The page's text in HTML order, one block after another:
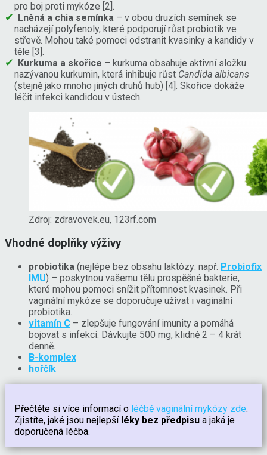
pro boj proti mykóze [2].
Lněná a chia semínka – v obou druzích semínek se
nacházejí polyfenoly, které podporují růst probiotik ve
střevě. Mohou také pomoci odstranit kvasinky a kandidy v
těle [3].
Kurkuma a skořice – kurkuma obsahuje aktivní složku
nazývanou kurkumin, která inhibuje růst Candida albicans
(stejně jako mnoho jiných druhů hub) [4]. Skořice dokáže
léčit infekci kandidou v ústech.
Zdroj: zdravovek.eu, 123rf.com
Vhodné doplňky výživy
probiotika (nejlépe bez obsahu laktózy: např. Probiofix
IMU) – poskytnou vašemu tělu prospěšné bakterie,
které mohou pomoci snížit přítomnost kvasinek. Při
vaginální mykóze se doporučuje užívat i vaginální
probiotika.
vitamín C – zlepšuje fungování imunity a pomáhá
bojovat s infekcí. Dávkujte 500 mg, klidně 2 – 4 krát
denně.
B-komplex
hořčík
Přečtěte si více informací o léčbě vaginální mykózy zde.
Zjistíte, jaké jsou nejlepší léky bez předpisu a jaká je
doporučená léčba.